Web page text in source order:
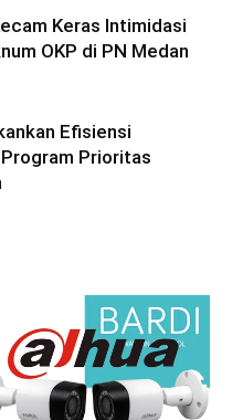
Keras Intimidasi
OKP di PN Medan
Efisiensi
Prioritas